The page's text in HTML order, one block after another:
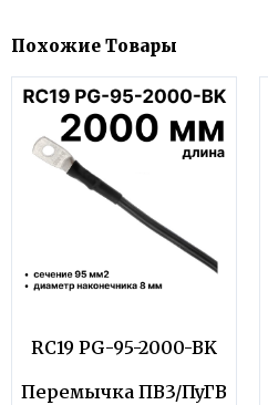
Похожие Товары
RC19 PG-95-2000-BK
Перемычка ПВ3/ПуГВ